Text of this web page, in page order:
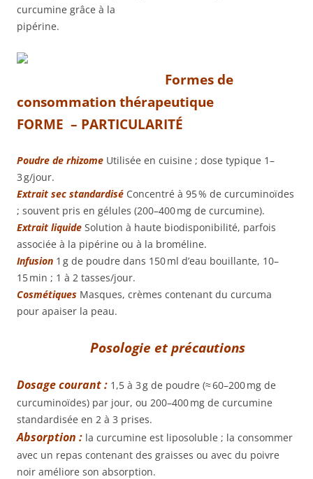
curcumine grâce à la
pipérine.
Formes de
consommation thérapeutique
FORME – PARTICULARITÉ
Poudre de rhizome Utilisée en cuisine ; dose typique 1–
3 g/jour.
Extrait sec standardisé Concentré à 95 % de curcuminoïdes
; souvent pris en gélules (200–400 mg de curcumine).
Extrait liquide Solution à haute biodisponibilité, parfois
associée à la pipérine ou à la broméline.
Infusion 1 g de poudre dans 150 ml d’eau bouillante, 10–
15 min ; 1 à 2 tasses/jour.
Cosmétiques Masques, crèmes contenant du curcuma
pour apaiser la peau.
Posologie et précautions
Dosage courant : 1,5 à 3 g de poudre (≈ 60–200 mg de
curcuminoïdes) par jour, ou 200–400 mg de curcumine
standardisée en 2 à 3 prises.
Absorption : la curcumine est liposoluble ; la consommer
avec un repas contenant des graisses ou avec du poivre
noir améliore son absorption.